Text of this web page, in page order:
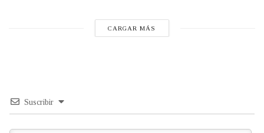
CARGAR MÁS
Suscribir